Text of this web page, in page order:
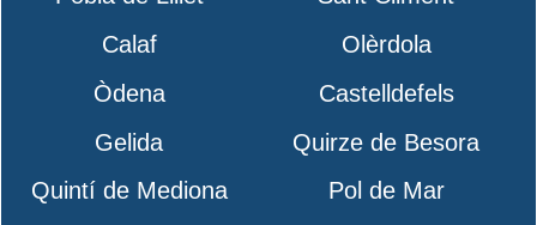
Calaf
Olèrdola
Òdena
Castelldefels
Gelida
Quirze de Besora
Quintí de Mediona
Pol de Mar